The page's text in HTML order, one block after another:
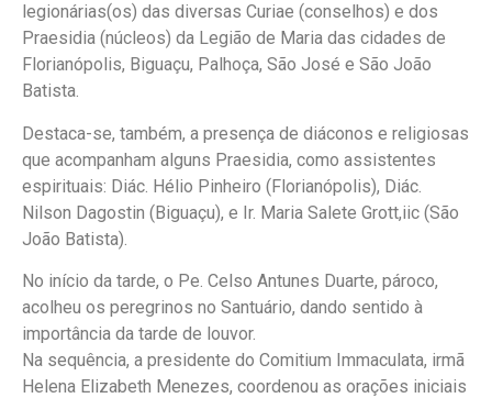
legionárias(os) das diversas Curiae (conselhos) e dos
Praesidia (núcleos) da Legião de Maria das cidades de
Florianópolis, Biguaçu, Palhoça, São José e São João
Batista.
Destaca-se, também, a presença de diáconos e religiosas
que acompanham alguns Praesidia, como assistentes
espirituais: Diác. Hélio Pinheiro (Florianópolis), Diác.
Nilson Dagostin (Biguaçu), e Ir. Maria Salete Grott,iic (São
João Batista).
No início da tarde, o Pe. Celso Antunes Duarte, pároco,
acolheu os peregrinos no Santuário, dando sentido à
importância da tarde de louvor.
Na sequência, a presidente do Comitium Immaculata, irmã
Helena Elizabeth Menezes, coordenou as orações iniciais